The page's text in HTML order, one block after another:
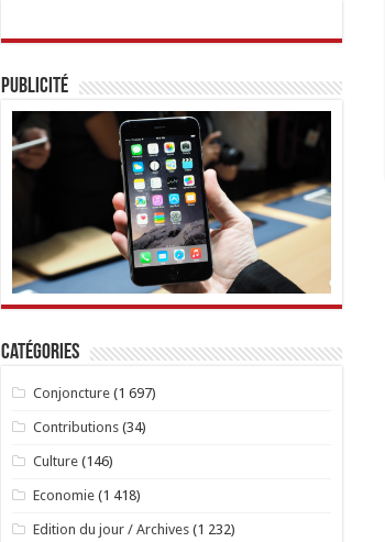
Publicité
Catégories
Conjoncture(1 697)
Contributions(34)
Culture(146)
Economie(1 418)
Edition du jour / Archives(1 232)